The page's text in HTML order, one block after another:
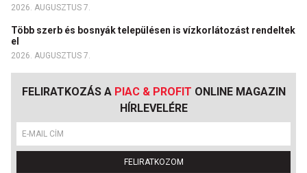
2026. AUGUSZTUS 7.
Több szerb és bosnyák településen is vízkorlátozást rendeltek
el
2026. AUGUSZTUS 7.
FELIRATKOZÁS A PIAC & PROFIT ONLINE MAGAZIN
HÍRLEVELÉRE
FELIRATKOZOM